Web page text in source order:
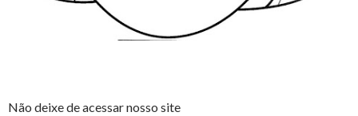
Não deixe de acessar nosso site